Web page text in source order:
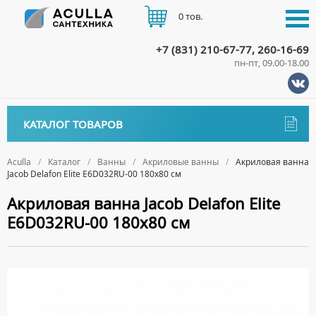
Aculla Каталог Ванны Акриловые ванны
Акриловая ванна
Jacob Delafon Elite E6D032RU-00 180x80 см
Акриловая ванна Jacob Delafon Elite
E6D032RU-00 180x80 см
КАТАЛОГ ТОВАРОВ
ДЕРЖАТЕЛИ
ДИСПЕНСЕРЫ
ДОЗАТОРЫ ДЛЯ МЫЛА
Биде
НАПОЛЬНЫЕ БИДЕ
ПОДВЕСНЫЕ БИДЕ
КРЫШКИ ДЛЯ БИДЕ
Ванны
+7 (831) 210-67-77, 260-16-69
пн-пт, 09.00-18.00
0 тов.
ДОСТАВКА
ОПЛАТА
КОНТАКТЫ